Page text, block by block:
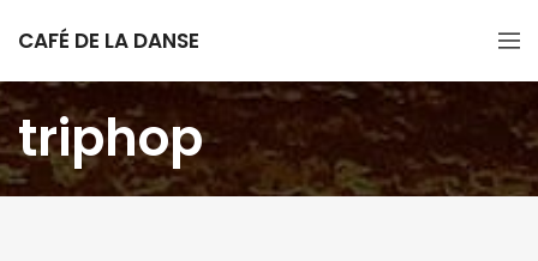
CAFÉ DE LA DANSE
triphop